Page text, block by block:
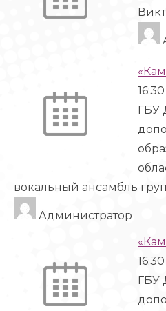
16:30
ГБУ
вокальный ансамбль
Администратор
16:30
ГБУ